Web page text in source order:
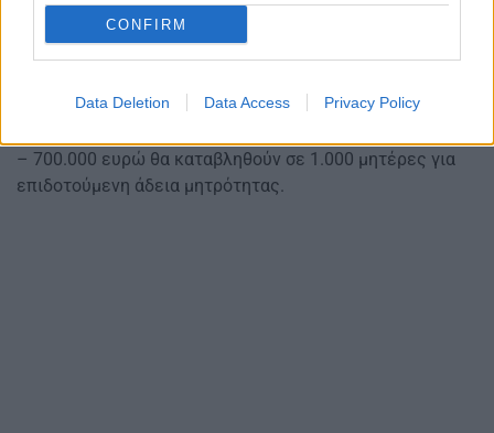
CONFIRM
Data Deletion Data Access Privacy Policy
– 21 εκατ. ευρώ θα καταβληθούν σε 8.000 δικαιούχους
στο πλαίσιο επιδοτούμενων προγραμμάτων
απασχόλησης.
– 700.000 ευρώ θα καταβληθούν σε 1.000 μητέρες για
επιδοτούμενη άδεια μητρότητας.